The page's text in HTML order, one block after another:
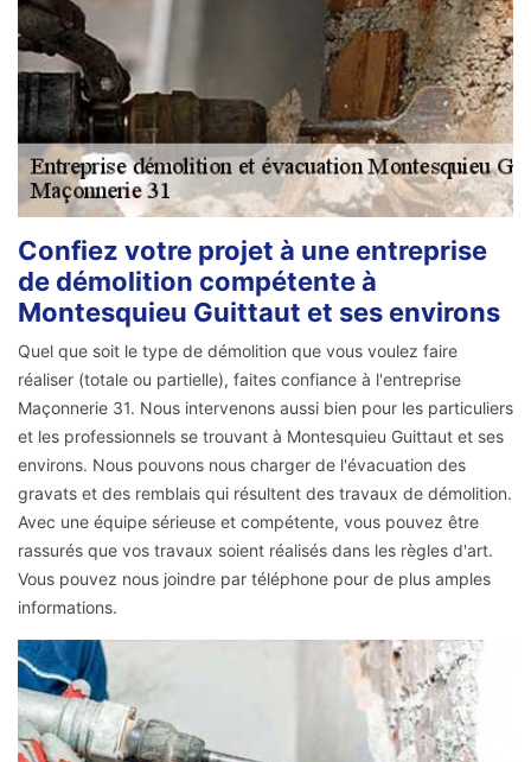
Confiez votre projet à une entreprise
de démolition compétente à
Montesquieu Guittaut et ses environs
Quel que soit le type de démolition que vous voulez faire
réaliser (totale ou partielle), faites confiance à l'entreprise
Maçonnerie 31. Nous intervenons aussi bien pour les particuliers
et les professionnels se trouvant à Montesquieu Guittaut et ses
environs. Nous pouvons nous charger de l'évacuation des
gravats et des remblais qui résultent des travaux de démolition.
Avec une équipe sérieuse et compétente, vous pouvez être
rassurés que vos travaux soient réalisés dans les règles d'art.
Vous pouvez nous joindre par téléphone pour de plus amples
informations.